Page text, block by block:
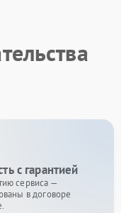
с гарантией
сервиса —
в договоре